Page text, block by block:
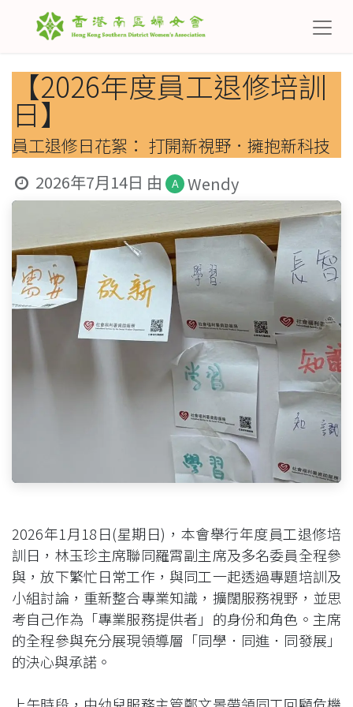
【2026年度員工退修培訓
日】
員工退修日花絮： 打開新視野．擁抱新科技
2026年7月14日 由 Wendy
2026年1月18日(星期日)，本會舉行年度員工退修培
訓日，林玉珍主席聯同羅霄副主席及多名委員全程參
與，放下繁忙日常工作，與同工一起透過專題培訓及
小組討論，重新整合專業知識，擴闊服務視野，並思
考自己作為「專業服務提供者」的身份和角色。主席
的全程參與充分展現領導層「同學．同進．同發展」
的決心與承諾。